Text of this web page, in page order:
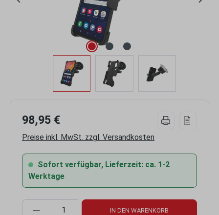
98,95 €
Preise inkl. MwSt. zzgl. Versandkosten
Sofort verfügbar, Lieferzeit: ca. 1-2
Werktage
Produkt Anzahl: Gib den gewünschten
IN DEN WARENKORB